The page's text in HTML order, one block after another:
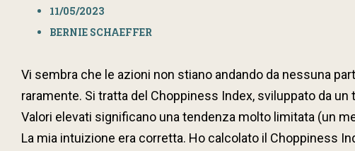
11/05/2023
BERNIE SCHAEFFER
Vi sembra che le azioni non stiano andando da nessuna
raramente. Si tratta del Choppiness Index, sviluppato da
Valori elevati significano una tendenza molto limitata (un
La mia intuizione era corretta. Ho calcolato il Choppiness